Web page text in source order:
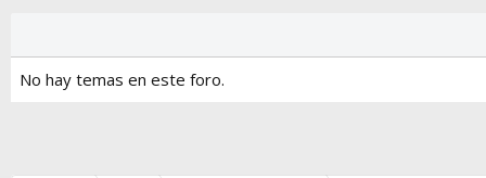
No hay temas en este foro.